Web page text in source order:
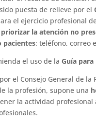
puesta de relieve por el
el ejercicio profesional
la atención no
pacientes: teléfono, correo
el uso de la Guía
el Consejo General de
la profesión, supone una
la actividad profesional